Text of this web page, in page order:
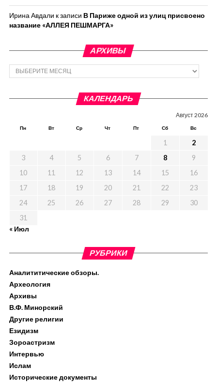
Ирина Авдали к записи В Париже одной из улиц присвоено
название «АЛЛЕЯ ПЕШМАРГА»
АРХИВЫ
Архивы
КАЛЕНДАРЬ
Август 2026
Пн Вт Ср Чт Пт Сб Вс
1
2
3
4 5 6 7 8
9
10
11 12 13 14 15
16
17
18 19 20 21 22
23
24
25 26 27 28 29
30
31
« Июл
РУБРИКИ
Аналититические обзоры.
Археология
Архивы
В.Ф. Минорский
Другие религии
Езидизм
Зороастризм
Интервью
Ислам
Исторические документы